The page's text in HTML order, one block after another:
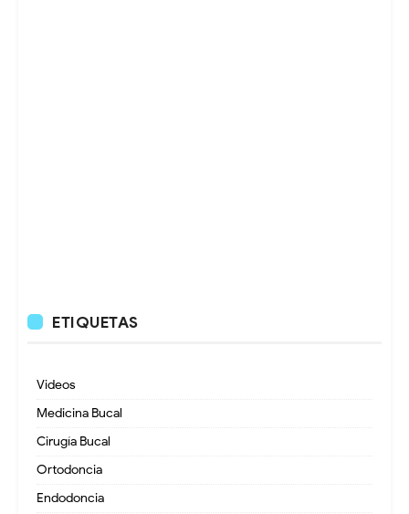
ETIQUETAS
Videos
Medicina Bucal
Cirugía Bucal
Ortodoncia
Endodoncia